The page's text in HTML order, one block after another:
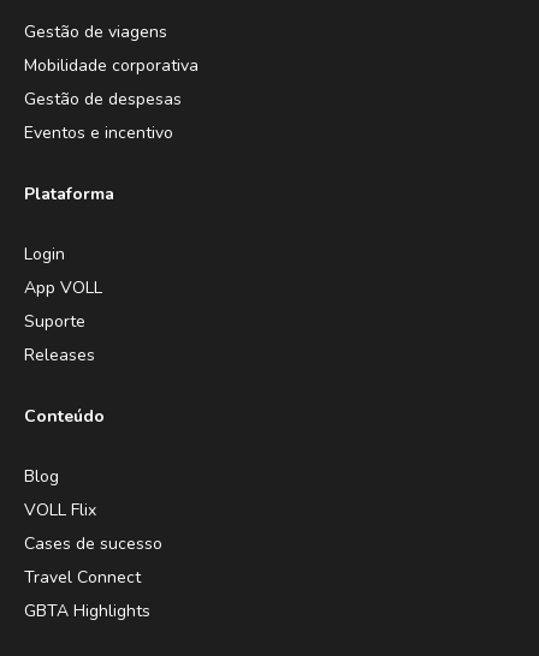
Gestão de viagens
Mobilidade corporativa
Gestão de despesas
Eventos e incentivo
Plataforma
Login
App VOLL
Suporte
Releases
Conteúdo
Blog
VOLL Flix
Cases de sucesso
Travel Connect
GBTA Highlights